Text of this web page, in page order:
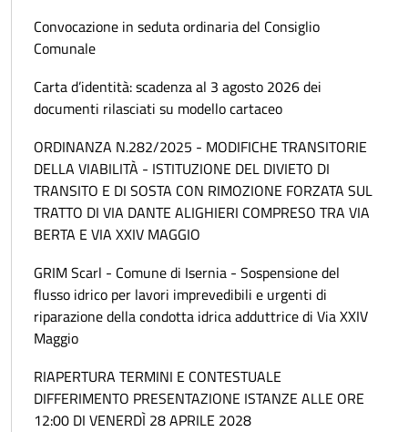
Convocazione in seduta ordinaria del Consiglio
Comunale
Carta d’identità: scadenza al 3 agosto 2026 dei
documenti rilasciati su modello cartaceo
ORDINANZA N.282/2025 - MODIFICHE TRANSITORIE
DELLA VIABILITÀ - ISTITUZIONE DEL DIVIETO DI
TRANSITO E DI SOSTA CON RIMOZIONE FORZATA SUL
TRATTO DI VIA DANTE ALIGHIERI COMPRESO TRA VIA
BERTA E VIA XXIV MAGGIO
GRIM Scarl - Comune di Isernia - Sospensione del
flusso idrico per lavori imprevedibili e urgenti di
riparazione della condotta idrica adduttrice di Via XXIV
Maggio
RIAPERTURA TERMINI E CONTESTUALE
DIFFERIMENTO PRESENTAZIONE ISTANZE ALLE ORE
12:00 DI VENERDÌ 28 APRILE 2028